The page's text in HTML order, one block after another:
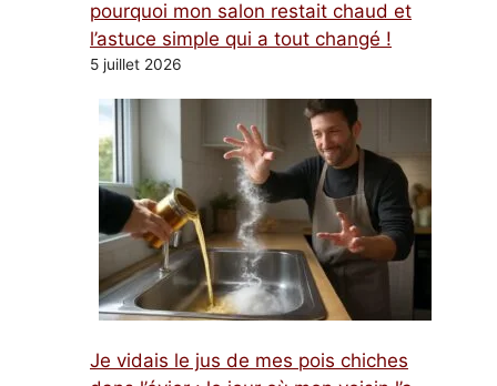
pourquoi mon salon restait chaud et
l’astuce simple qui a tout changé !
5 juillet 2026
Je vidais le jus de mes pois chiches